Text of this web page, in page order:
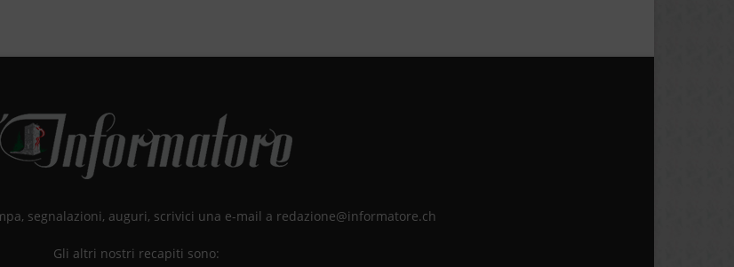
segnalazioni, auguri, scrivici una e-mail a redazione@informatore.ch
Gli altri nostri recapiti sono: